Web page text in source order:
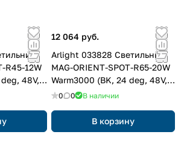
R45-12W
48V,
3
12 064 руб.
Arlight 033828 Светильник
MAG-ORIENT-SPOT-R65-20W
Warm3000 (BK, 24 deg, 48V,
DALI) (Arlight, IP20 Металл, 3
0 0 В наличии
В корзину